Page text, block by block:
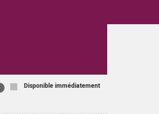
Disponible immédiatement